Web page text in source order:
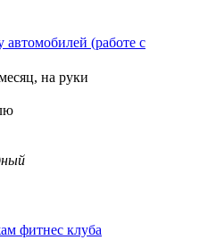
(работе с
на руки
фитнес клуба